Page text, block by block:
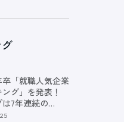
卒「就職人気企業
グ」を発表！
は7年連続の…